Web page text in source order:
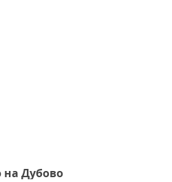
додаткових витратах.
Дубово